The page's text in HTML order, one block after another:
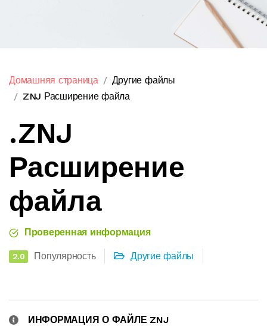
Домашняя страница
Другие файлы
ZNJ Расширение файла
.ZNJ
Расширение
файла
Проверенная информация
2.0 Популярность Другие файлы
ИНФОРМАЦИЯ О ФАЙЛЕ ZNJ